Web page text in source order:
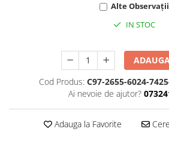
Alte Observații
IN STOC
Cod Produs: C97-2655-6024-
Ai nevoie de ajutor?
Adauga la Favorite